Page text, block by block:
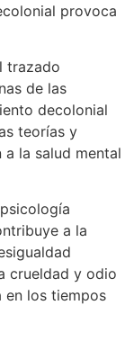
provoca
trazado
de las
decolonial
teorías y
la salud mental
a la
crueldad y odio
en los tiempos